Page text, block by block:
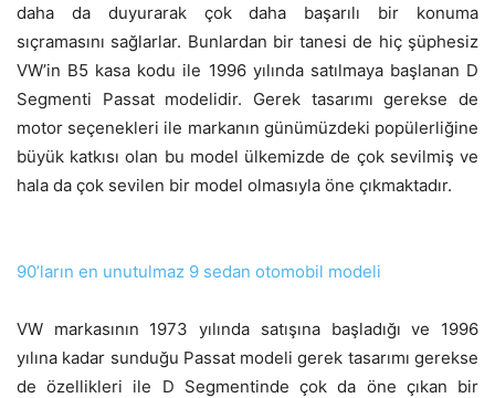
daha da duyurarak çok daha başarılı bir konuma
sıçramasını sağlarlar. Bunlardan bir tanesi de hiç şüphesiz
VW’in B5 kasa kodu ile 1996 yılında satılmaya başlanan D
Segmenti Passat modelidir. Gerek tasarımı gerekse de
motor seçenekleri ile markanın günümüzdeki popülerliğine
büyük katkısı olan bu model ülkemizde de çok sevilmiş ve
hala da çok sevilen bir model olmasıyla öne çıkmaktadır.
90’ların en unutulmaz 9 sedan otomobil modeli
VW markasının 1973 yılında satışına başladığı ve 1996
yılına kadar sunduğu Passat modeli gerek tasarımı gerekse
de özellikleri ile D Segmentinde çok da öne çıkan bir